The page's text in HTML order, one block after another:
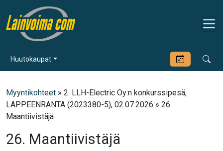
Huutokaupat
Myyntikohteet » 2. LLH-Electric Oy:n konkurssipesä,
LAPPEENRANTA (2023380-5), 02.07.2026 » 26.
Maantiivistäjä
26. Maantiivistäjä